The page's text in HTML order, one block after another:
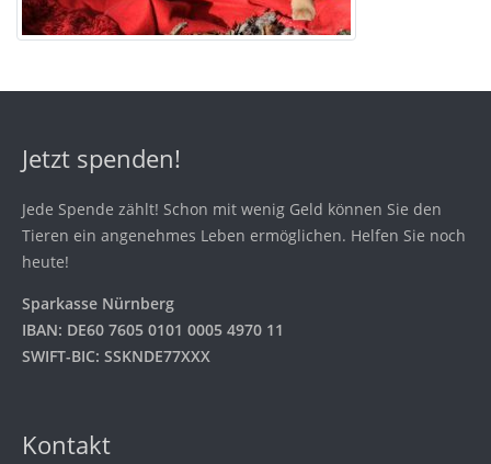
Jetzt spenden!
Jede Spende zählt! Schon mit wenig Geld können Sie den
Tieren ein angenehmes Leben ermöglichen. Helfen Sie noch
heute!
Sparkasse Nürnberg
IBAN: DE60 7605 0101 0005 4970 11
SWIFT-BIC: SSKNDE77XXX
Kontakt